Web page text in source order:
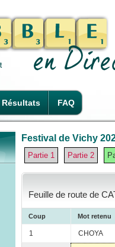
Résultats FAQ
Festival de Vichy
Partie 1 Partie 2
Feuille de route de
Coup Mot retenu
1 CHOYA